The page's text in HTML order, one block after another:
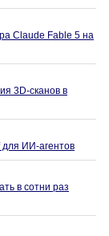
Claude Fable 5 на
3D-сканов в
для ИИ-агентов
в сотни раз